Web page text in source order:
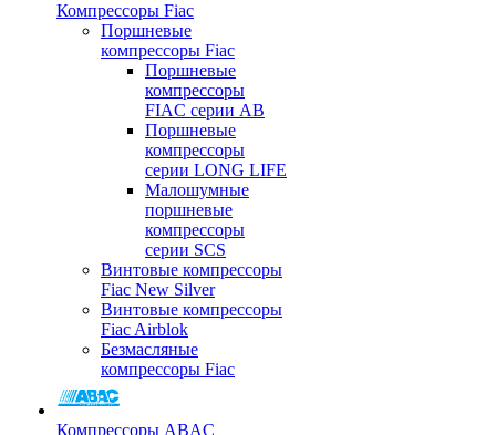
Компрессоры Fiac
Поршневые
компрессоры Fiac
Поршневые
компрессоры
FIAC серии AB
Поршневые
компрессоры
серии LONG LIFE
Малошумные
поршневые
компрессоры
серии SCS
Винтовые компрессоры
Fiac New Silver
Винтовые компрессоры
Fiac Airblok
Безмасляные
компрессоры Fiac
Компрессоры ABAC